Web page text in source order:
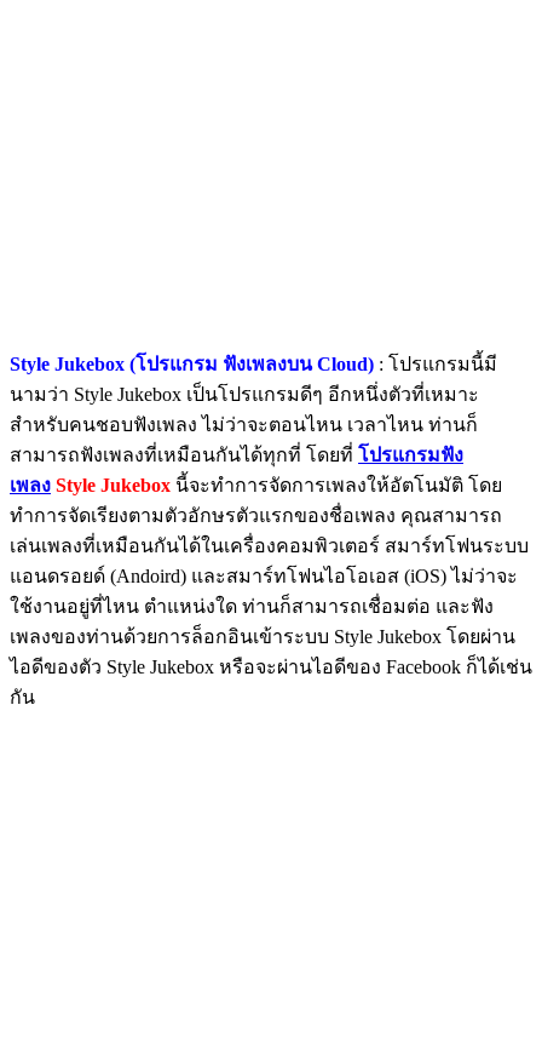
Style Jukebox (โปรแกรม ฟังเพลงบน Cloud) : โปรแกรมนี้มี
นามว่า Style Jukebox เป็นโปรแกรมดีๆ อีกหนึ่งตัวที่เหมาะ
สำหรับคนชอบฟังเพลง ไม่ว่าจะตอนไหน เวลาไหน ท่านก็
สามารถฟังเพลงที่เหมือนกันได้ทุกที่ โดยที่ โปรแกรมฟัง
เพลง Style Jukebox นี้จะทำการจัดการเพลงให้อัตโนมัติ โดย
ทำการจัดเรียงตามตัวอักษรตัวแรกของชื่อเพลง คุณสามารถ
เล่นเพลงที่เหมือนกันได้ในเครื่องคอมพิวเตอร์ สมาร์ทโฟนระบบ
แอนดรอยด์ (Andoird) และสมาร์ทโฟนไอโอเอส (iOS) ไม่ว่าจะ
ใช้งานอยู่ที่ไหน ตำแหน่งใด ท่านก็สามารถเชื่อมต่อ และฟัง
เพลงของท่านด้วยการล็อกอินเข้าระบบ Style Jukebox โดยผ่าน
ไอดีของตัว Style Jukebox หรือจะผ่านไอดีของ Facebook ก็ได้เช่น
กัน